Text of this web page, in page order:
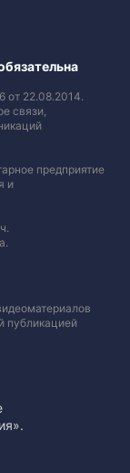
от 22.08.2014.
связи,
предприятие
и
публикацией